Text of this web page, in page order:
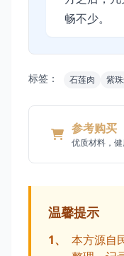
畅不少。
标签： 石莲肉 紫
参考购买
优质材料，
温馨提示
1、
本方源自